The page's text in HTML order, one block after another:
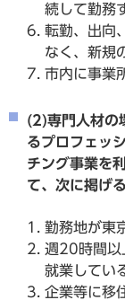
続して勤務
転勤、出向
なく、新規
市内に事業
(2)専門人材の
るプロフェッ
チング事業を
て、次に掲げ
勤務地が東
週20時間以
就業してい
企業等に移